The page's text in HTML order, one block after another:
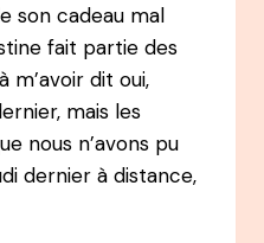
son cadeau mal
fait partie des
m’avoir dit oui,
mais les
nous n’avons pu
dernier à distance,